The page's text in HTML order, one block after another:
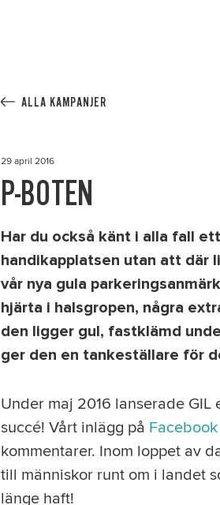
ALLA KAMPANJER
29 april 2016
P-BOTEN
Har du också känt i alla fall
handikapplatsen utan att där
vår nya gula
hjärta i halsgropen, några
den ligger gul, fastklämd
ger den en tankeställare för
Under maj 2016 lanserade
succé! Vårt inlägg på Facebook
kommentarer. Inom loppet av
till människor runt om i landet
länge haft!